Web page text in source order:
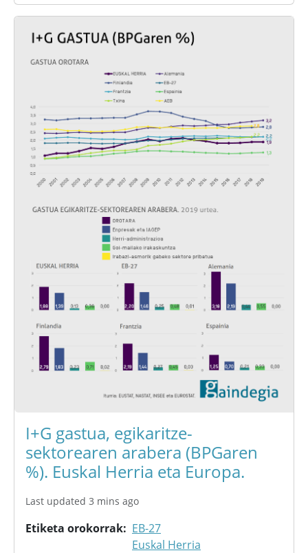
I+G gastua, egikaritze-
sektorearen arabera (BPGaren
%). Euskal Herria eta Europa.
Last updated 3 mins ago
Etiketa orokorrak
EB-27
Euskal Herria